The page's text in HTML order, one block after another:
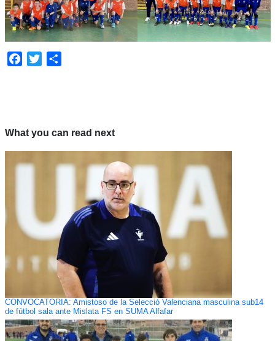
Facebook
Twitter
What you can read next
CONVOCATORIA: Amistoso de la Selecció Valenciana masculina sub14
de fútbol sala ante Mislata FS en SUMA Alfafar